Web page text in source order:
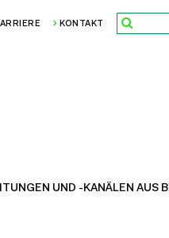
KONTAKT
UND -KANÄLEN AUS